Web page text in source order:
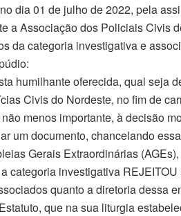
dia 01 de julho de 2022, pela
a Associação dos Policiais Civis
da categoria investigativa e
humilhante oferecida, qual seja
Civis do Nordeste, no fim de
menos importante, à decisão
um documento, chancelando
Gerais Extraordinárias
categoria investigativa
quanto a diretoria dessa
que na sua liturgia